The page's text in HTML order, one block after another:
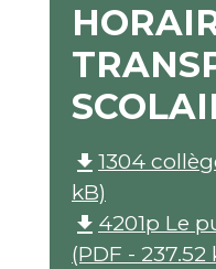
file_download 1304
kB)
file_download 4201p Le
(PDF - 237.52